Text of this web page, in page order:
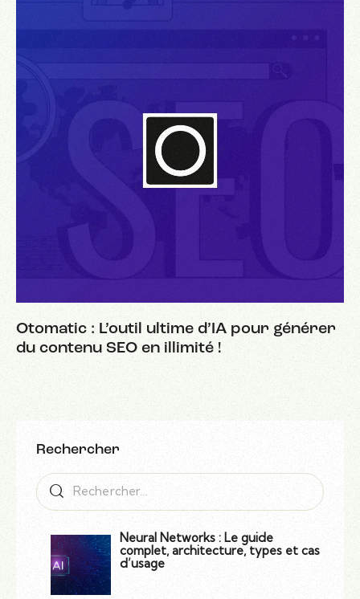
Otomatic : L’outil ultime d’IA pour générer
du contenu SEO en illimité !
Rechercher
Neural Networks : Le guide
complet, architecture, types et cas
d’usage